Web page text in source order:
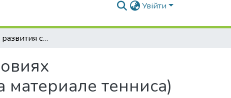
Увійти
Направления развития спорта в Украине в условиях коммерциализации и профессионализации (на материале тенниса)
тенниса)